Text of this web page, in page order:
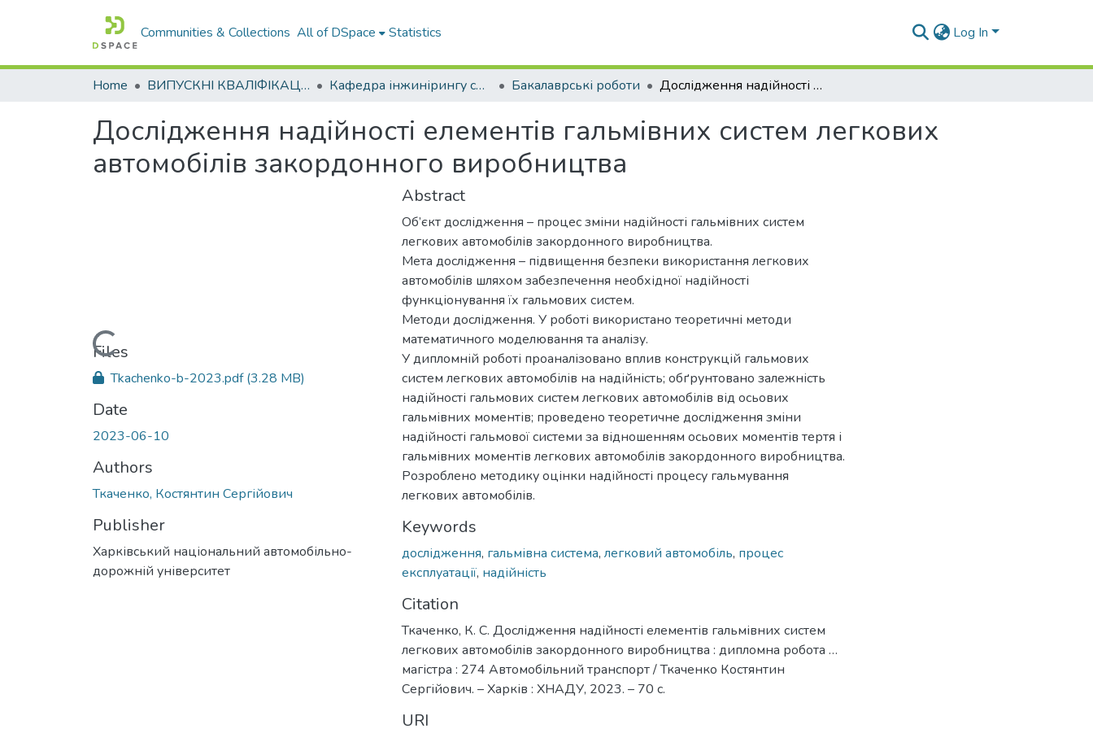
Communities & Collections All of DSpace Statistics Log In
Home ВИПУСКНІ КВАЛІФІКАЦІЙНІ РОБОТИ Кафедра інжинірингу систем автомобільного транспорту Бакалаврські роботи Дослідження надійності елементів гальмівних систем легкових автомобілів закордонного виробництва
Дослідження надійності елементів гальмівних систем легкових
автомобілів закордонного виробництва
Loading...
Files
Tkachenko-b-2023.pdf(3.28 MB)
Date
2023-06-10
Authors
Ткаченко, Костянтин Сергійович
Publisher
Харківський національний автомобільно-
дорожній університет
Abstract
Об’єкт дослідження – процес зміни надійності гальмівних систем
легкових автомобілів закордонного виробництва.
Мета дослідження – підвищення безпеки використання легкових
автомобілів шляхом забезпечення необхідної надійності
функціонування їх гальмових систем.
Методи дослідження. У роботі використано теоретичні методи
математичного моделювання та аналізу.
У дипломній роботі проаналізовано вплив конструкцій гальмових
систем легкових автомобілів на надійність; обґрунтовано залежність
надійності гальмових систем легкових автомобілів від осьових
гальмівних моментів; проведено теоретичне дослідження зміни
надійності гальмової системи за відношенням осьових моментів тертя і
гальмівних моментів легкових автомобілів закордонного виробництва.
Розроблено методику оцінки надійності процесу гальмування
легкових автомобілів.
Keywords
дослідження, гальмівна система, легковий автомобіль, процес
експлуатації, надійність
Citation
Ткаченко, К. С. Дослідження надійності елементів гальмівних систем
легкових автомобілів закордонного виробництва : дипломна робота …
магістра : 274 Автомобільний транспорт / Ткаченко Костянтин
Сергійович. – Харків : ХНАДУ, 2023. – 70 с.
URI